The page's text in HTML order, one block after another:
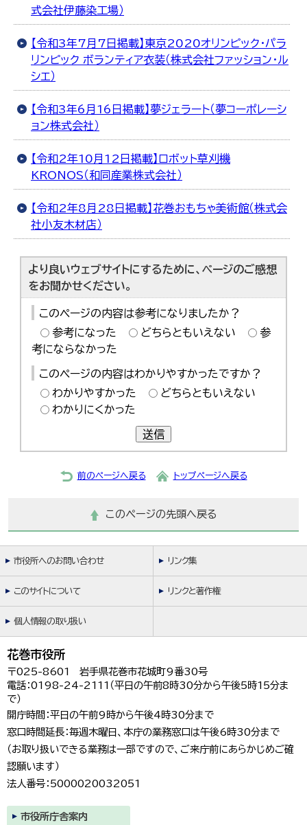
式会社伊藤染工場）
【令和3年7月7日掲載】東京2020オリンピック・パラ
リンピック ボランティア衣装（株式会社ファッション・ル
シエ）
【令和3年6月16日掲載】夢ジェラート（夢コーポレーシ
ョン株式会社）
【令和2年10月12日掲載】ロボット草刈機
KRONOS（和同産業株式会社）
【令和2年8月28日掲載】花巻おもちゃ美術館（株式会
社小友木材店）
より良いウェブサイトにするために、ページのご感想
をお聞かせください。
このページの内容は参考になりましたか？
参考になった
どちらともいえない
参
考にならなかった
このページの内容はわかりやすかったですか？
わかりやすかった
どちらともいえない
わかりにくかった
送信
前のページへ戻る トップページへ戻る
このページの先頭へ戻る
市役所へのお問い合わせ リンク集
このサイトについて リンクと著作権
個人情報の取り扱い
花巻市役所
〒025-8601 岩手県花巻市花城町9番30号
電話：0198-24-2111（平日の午前8時30分から午後5時15分ま
で）
開庁時間：平日の午前9時から午後4時30分まで
窓口時間延長：毎週木曜日、本庁の業務窓口は午後6時30分まで
（お取り扱いできる業務は一部ですので、ご来庁前にあらかじめご確
認願います）
法人番号：5000020032051
市役所庁舎案内